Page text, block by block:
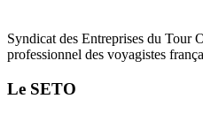
Syndicat des Entreprises du Tour
professionnel des voyagistes
Le SETO